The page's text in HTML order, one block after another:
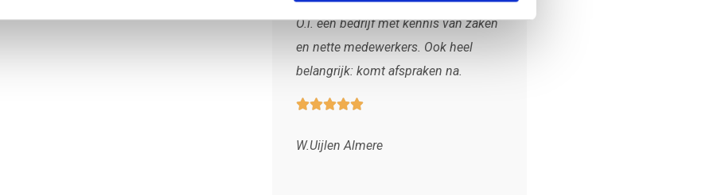
O.i. een bedrijf met kennis van zaken
en nette medewerkers. Ook heel
belangrijk: komt afspraken na.

W.Uijlen Almere